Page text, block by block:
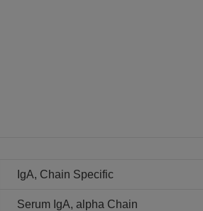
IgA, Chain Specific
Serum IgA, alpha Chain